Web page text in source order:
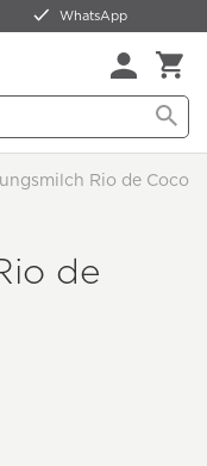
WhatsApp
Rio de Coco
de